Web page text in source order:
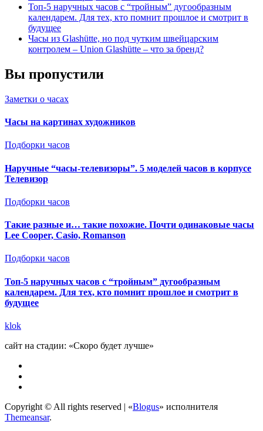
Топ-5 наручных часов с “тройным” дугообразным
календарем. Для тех, кто помнит прошлое и смотрит в
будущее
Часы из Glashütte, но под чутким швейцарским
контролем – Union Glashütte – что за бренд?
Вы пропустили
Заметки о часах
Часы на картинах художников
Подборки часов
Наручные “часы-телевизоры”. 5 моделей часов в корпусе
Телевизор
Подборки часов
Такие разные и… такие похожие. Почти одинаковые часы
Lee Cooper, Casio, Romanson
Подборки часов
Топ-5 наручных часов с “тройным” дугообразным
календарем. Для тех, кто помнит прошлое и смотрит в
будущее
klok
сайт на стадии: «Скоро будет лучше»
Copyright © All rights reserved | «Blogus» исполнителя
Themeansar.